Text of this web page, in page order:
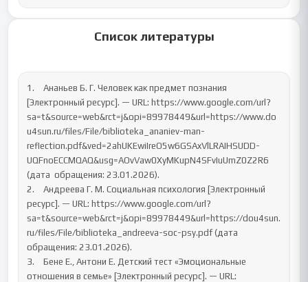
Список литературы
1.	Ананьев Б. Г. Человек как предмет познания
[Электронный ресурс]. — URL: https://www.google.com/url?
sa=t&source=web&rct=j&opi=89978449&url=https://www.do
u4sun.ru/files/File/biblioteka_ananiev-man-
reflection.pdf&ved=2ahUKEwiIreO5w6GSAxVlLRAIHSUDD-
UQFnoECCMQAQ&usg=AOvVaw0XyMKupN4SFvIuUmZ0Z2R6
(дата  обращения: 23.01.2026).
2.	Андреева Г. М. Социальная психология [Электронный
ресурс]. — URL: https://www.google.com/url?
sa=t&source=web&rct=j&opi=89978449&url=https://dou4sun.
ru/files/File/biblioteka_andreeva-soc-psy.pdf (дата
обращения: 23.01.2026).
3.	Бене Е., Антони Е. Детский тест «Эмоциональные
отношения в семье» [Электронный ресурс]. — URL: